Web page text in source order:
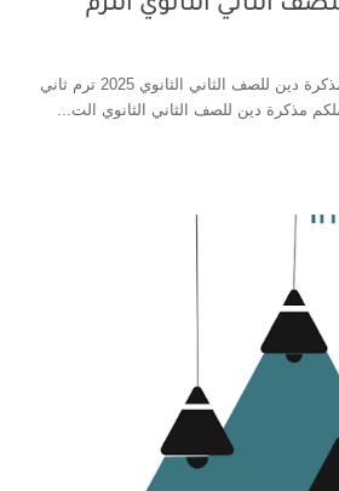
اقوي مذكرة دين للصف الثاني الثانوي 2025 ترم ثاني